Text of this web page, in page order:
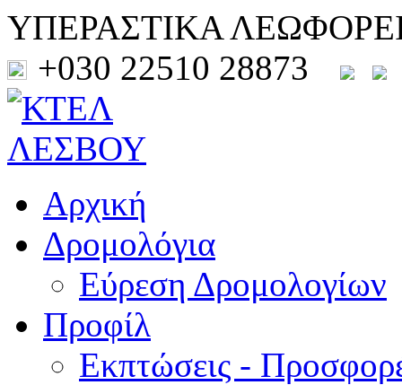
ΥΠΕΡΑΣΤΙΚΑ
+030 22510 28873
Αρχική
Δρομολόγια
Εύρεση Δρομολογίων
Προφίλ
Εκπτώσεις -